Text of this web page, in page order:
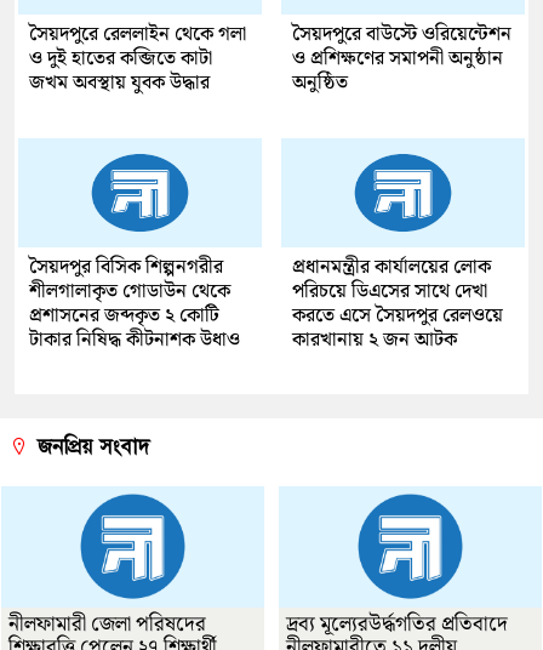
সৈয়দপুরে রেললাইন থেকে গলা
ও দুই হাতের কব্জিতে কাটা
জখম অবস্থায় যুবক উদ্ধার
সৈয়দপুরে বাউস্টে ওরিয়েন্টেশন
ও প্রশিক্ষণের সমাপনী অনুষ্ঠান
অনুষ্ঠিত
সৈয়দপুর বিসিক শিল্পনগরীর
শীলগালাকৃত গোডাউন থেকে
প্রশাসনের জব্দকৃত ২ কোটি
টাকার নিষিদ্ধ কীটনাশক উধাও
প্রধানমন্ত্রীর কার্যালয়ের লোক
পরিচয়ে ডিএসের সাথে দেখা
করতে এসে সৈয়দপুর রেলওয়ে
কারখানায় ২ জন আটক
জনপ্রিয় সংবাদ
নীলফামারী জেলা পরিষদের দ্রব্য মূল্যেরউর্দ্ধগতির প্রতিবাদে